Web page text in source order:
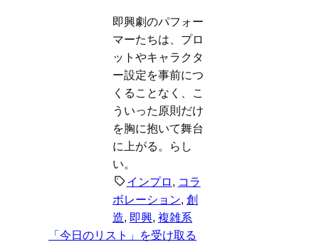
即興劇のパフォー
マーたちは、プロ
ットやキャラクタ
ー設定を事前につ
くることなく、こ
ういった原則だけ
を胸に抱いて舞台
に上がる。らし
い。
インプロ , コラ
ボレーション, 創
造, 即興, 複雑系
「今日のリスト」を受け取る